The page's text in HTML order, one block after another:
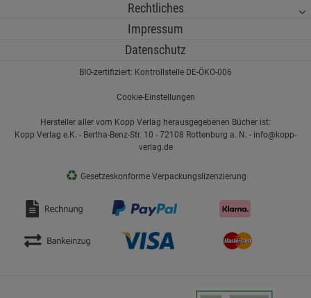
Rechtliches
Impressum
Datenschutz
BIO-zertifiziert: Kontrollstelle DE-ÖKO-006
Cookie-Einstellungen
Hersteller aller vom Kopp Verlag herausgegebenen Bücher ist:
Kopp Verlag e.K. - Bertha-Benz-Str. 10 - 72108 Rottenburg a. N. - info@kopp-
verlag.de
♻ Gesetzeskonforme Verpackungslizenzierung